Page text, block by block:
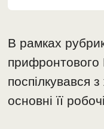
В рамках
прифронтового
поспілкувався
основні її